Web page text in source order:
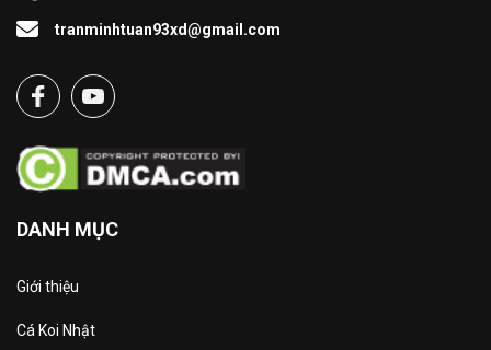
tranminhtuan93xd@gmail.com
DANH MỤC
Giới thiệu
Cá Koi Nhật